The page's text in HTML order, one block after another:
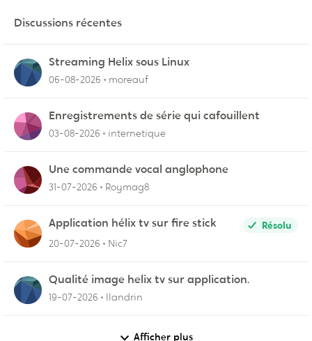
Discussions récentes
Streaming Helix sous Linux
06-08-2026 moreauf
Enregistrements de série qui cafouillent
03-08-2026 internetique
Une commande vocal anglophone
31-07-2026 Roymag8
Application hélix tv sur fire stick
Résolu
20-07-2026
Nic7
Qualité image helix tv sur application.
19-07-2026 llandrin
Afficher plus